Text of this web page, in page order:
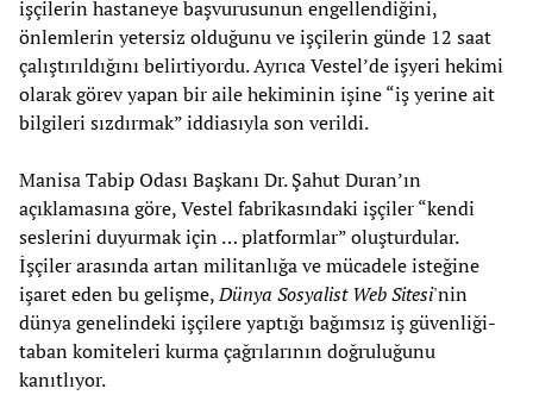
işçilerin hastaneye başvurusunun engellendiğini,
önlemlerin yetersiz olduğunu ve işçilerin günde 12 saat
çalıştırıldığını belirtiyordu. Ayrıca Vestel’de işyeri hekimi
olarak görev yapan bir aile hekiminin işine “iş yerine ait
bilgileri sızdırmak” iddiasıyla son verildi.
Manisa Tabip Odası Başkanı Dr. Şahut Duran’ın
açıklamasına göre, Vestel fabrikasındaki işçiler “kendi
seslerini duyurmak için … platformlar” oluşturdular.
İşçiler arasında artan militanlığa ve mücadele isteğine
işaret eden bu gelişme,Dünya Sosyalist Web Sitesi'nin
dünya genelindeki işçilere yaptığı bağımsız iş güvenliği-
taban komiteleri kurma çağrılarının doğruluğunu
kanıtlıyor.